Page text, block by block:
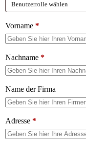
Vorname *
Nachname *
Name der Firma
Adresse *